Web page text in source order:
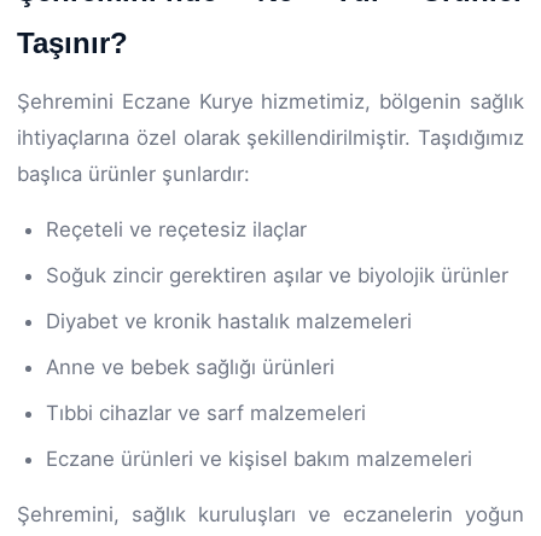
Taşınır?
Şehremini Eczane Kurye hizmetimiz, bölgenin sağlık
ihtiyaçlarına özel olarak şekillendirilmiştir. Taşıdığımız
başlıca ürünler şunlardır:
Reçeteli ve reçetesiz ilaçlar
Soğuk zincir gerektiren aşılar ve biyolojik ürünler
Diyabet ve kronik hastalık malzemeleri
Anne ve bebek sağlığı ürünleri
Tıbbi cihazlar ve sarf malzemeleri
Eczane ürünleri ve kişisel bakım malzemeleri
Şehremini, sağlık kuruluşları ve eczanelerin yoğun